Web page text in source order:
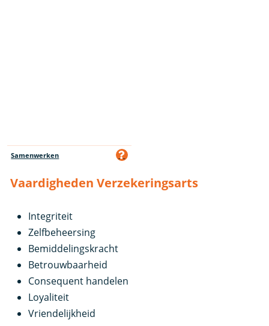
Samenwerken
Vaardigheden Verzekeringsarts
Integriteit
Zelfbeheersing
Bemiddelingskracht
Betrouwbaarheid
Consequent handelen
Loyaliteit
Vriendelijkheid